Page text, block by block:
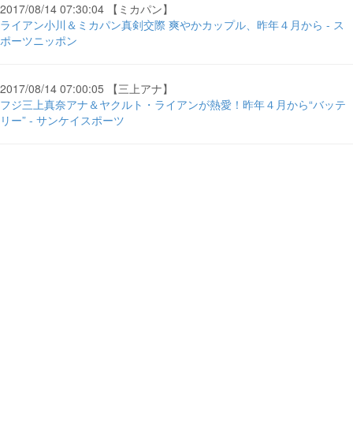
2017/08/14 07:30:04 【ミカパン】
ライアン小川＆ミカパン真剣交際 爽やかカップル、昨年４月から - ス
ポーツニッポン
2017/08/14 07:00:05 【三上アナ】
フジ三上真奈アナ＆ヤクルト・ライアンが熱愛！昨年４月から“バッテ
リー” - サンケイスポーツ